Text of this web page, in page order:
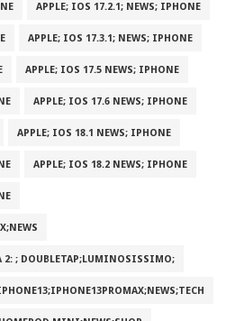
APPLE; IOS 17.2.1; NEWS; IPHONE
APPLE; IOS 17.3.1; NEWS; IPHONE
APPLE; IOS 17.5 NEWS; IPHONE
APPLE; IOS 17.6 NEWS; IPHONE
APPLE; IOS 18.1 NEWS; IPHONE
APPLE; IOS 18.2 NEWS; IPHONE
2: ; DOUBLETAP;LUMINOSISSIMO;